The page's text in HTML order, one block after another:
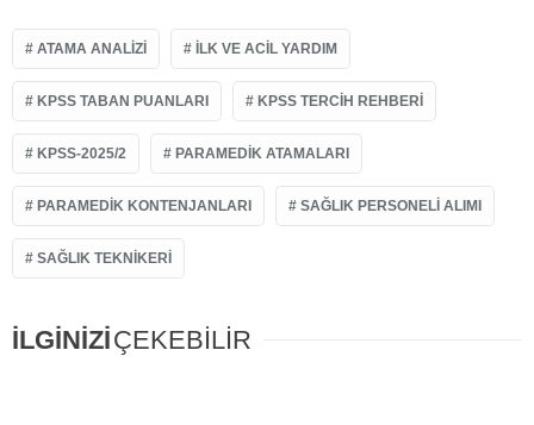
ATAMA ANALIZI ILK VE ACIL YARDIM
KPSS TABAN PUANLARI KPSS TERCIH REHBERI
KPSS-2025/2 PARAMEDIK ATAMALARI
PARAMEDIK KONTENJANLARI SAĞLIK PERSONELI ALIMI
SAĞLIK TEKNIKERI
İLGİNİZİÇEKEBİLİR